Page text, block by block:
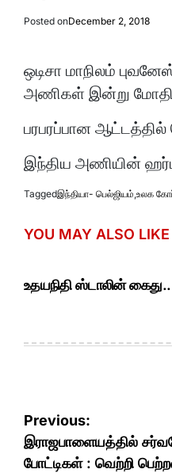
Posted onDecember 2, 2018
ஒடிசா மாநிலம்
அணிகள் இன்று
பரபரப்பான ஆட்டத்தில்
இந்திய அணியின்
Taggedஇந்தியா- பெல்ஜியம்,உலக
YOU MAY ALSO LIKE
உதயநிதி ஸ்டாலின் கைது..
Post
navigation
Previous:
இராஜபாளையத்தில்
போட்டிகள் : வெற்றி